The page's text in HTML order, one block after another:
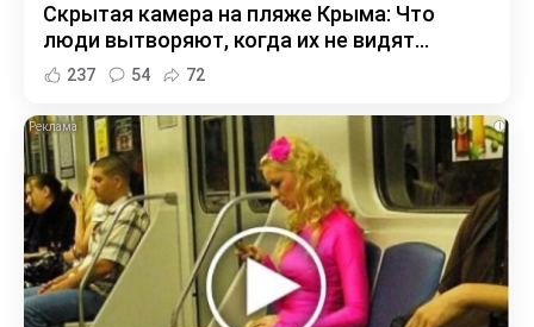
Скрытая камера на пляже Крыма: Что
люди вытворяют, когда их не видят...
237 54 72
i